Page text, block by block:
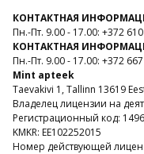
КОНТАКТНАЯ
Пн.-Пт. 9.00 - 17.00: +372
КОНТАКТНАЯ
Пн.-Пт. 9.00 - 17.00: +372
Mint apteek
Taevakivi 1, Tallinn 13619
Владелец лицензии на
Регистрационный код:
KMKR: EE102252015
Номер действующей